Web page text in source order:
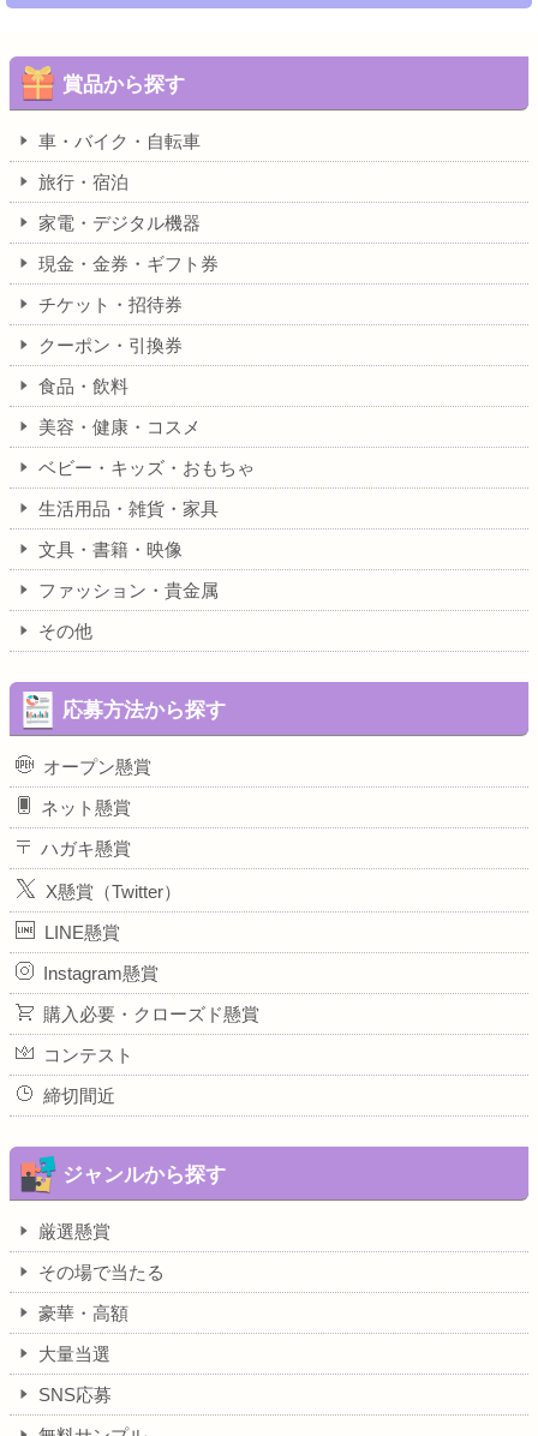
賞品から探す
車・バイク・自転車
旅行・宿泊
家電・デジタル機器
現金・金券・ギフト券
チケット・招待券
クーポン・引換券
食品・飲料
美容・健康・コスメ
ベビー・キッズ・おもちゃ
生活用品・雑貨・家具
文具・書籍・映像
ファッション・貴金属
その他
応募方法から探す
オープン懸賞
ネット懸賞
ハガキ懸賞
X懸賞（Twitter）
LINE懸賞
Instagram懸賞
購入必要・クローズド懸賞
コンテスト
締切間近
ジャンルから探す
厳選懸賞
その場で当たる
豪華・高額
大量当選
SNS応募